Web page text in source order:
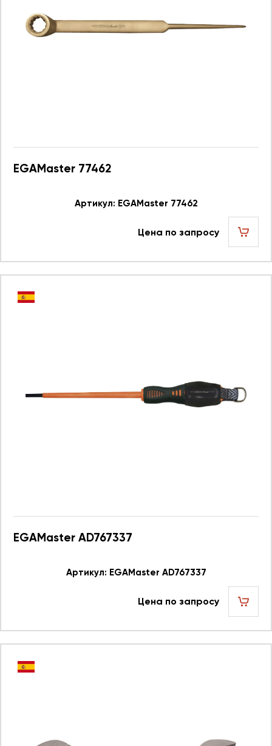
EGAMaster 77462
Артикул: EGAMaster 77462
Цена по запросу
EGAMaster AD767337
Артикул: EGAMaster AD767337
Цена по запросу